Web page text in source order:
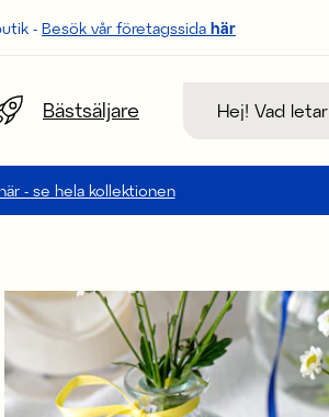
- Besök vår företagssida här
Bästsäljare
- se hela kollektionen